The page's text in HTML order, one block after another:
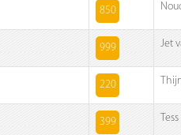
850
999 Jet
220
399